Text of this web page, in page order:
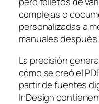
complejas o
personalizadas a
manuales
La precisión
cómo se creó el
partir de fuentes
InDesign